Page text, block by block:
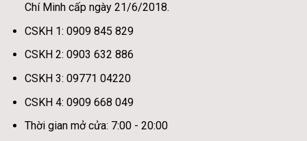
Chí Minh cấp ngày 21/6/2018.
CSKH 1: 0909 845 829
CSKH 2: 0903 632 886
CSKH 3: 09771 04220
CSKH 4: 0909 668 049
Thời gian mở cửa: 7:00 - 20:00